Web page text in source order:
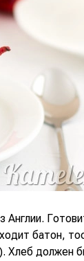
батон,
Хлеб должен